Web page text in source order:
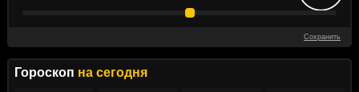
Сохранить
Гороскоп на сегодня